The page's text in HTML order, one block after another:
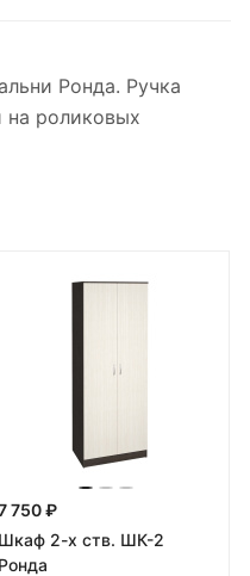
Ронда. Ручка
роликовых
750 ₽
Шкаф 2-х ств. ШК-2
Ронда